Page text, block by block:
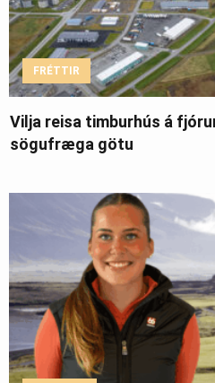
FRÉTTIR
Vilja reisa timburhús á
sögufræga götu